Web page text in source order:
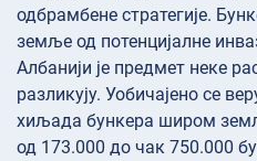
одбрамбене стратегије.
земље од потенцијалне
Албанији је предмет неке
разликују. Уобичајено се
хиљада бункера широм
од 173.000 до чак 750.000